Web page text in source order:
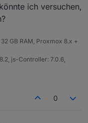
ich versuchen,
GB RAM, Proxmox 8.x +
js-Controller: 7.0.6,
0